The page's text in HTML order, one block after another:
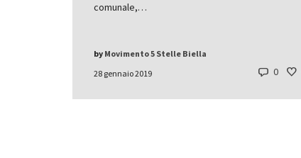
comunale,…
28 gennaio 2019
by Movimento 5 Stelle Biella
0